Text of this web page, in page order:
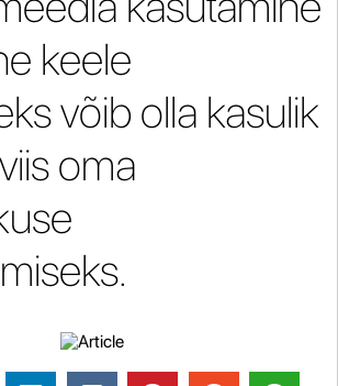
keele
võib olla kasulik
oma